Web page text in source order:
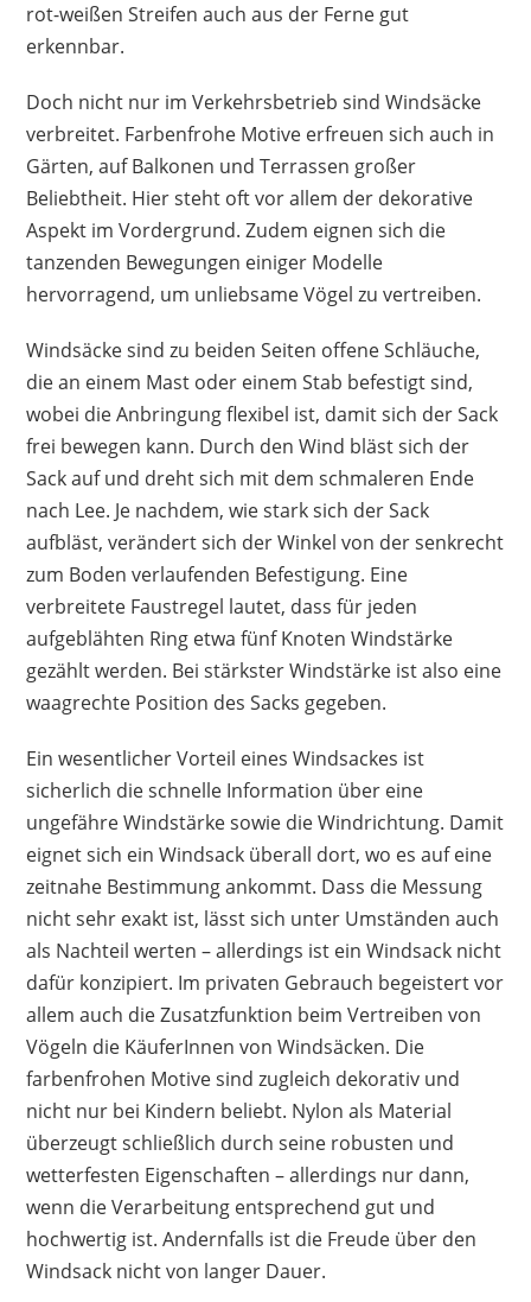
Preis-Leistungs-Verhältnis okay
einwandfreie Verarbeitung
Nachteile
eingeschränkte Funktionalität
nicht langlebig
rot-weißen Streifen auch aus der Ferne gut
erkennbar.
Doch nicht nur im Verkehrsbetrieb sind Windsäcke
verbreitet. Farbenfrohe Motive erfreuen sich auch in
Gärten, auf Balkonen und Terrassen großer
Beliebtheit. Hier steht oft vor allem der dekorative
Aspekt im Vordergrund. Zudem eignen sich die
tanzenden Bewegungen einiger Modelle
hervorragend, um unliebsame Vögel zu vertreiben.
Windsäcke sind zu beiden Seiten offene Schläuche,
die an einem Mast oder einem Stab befestigt sind,
wobei die Anbringung flexibel ist, damit sich der Sack
frei bewegen kann. Durch den Wind bläst sich der
Sack auf und dreht sich mit dem schmaleren Ende
nach Lee. Je nachdem, wie stark sich der Sack
aufbläst, verändert sich der Winkel von der senkrecht
zum Boden verlaufenden Befestigung. Eine
verbreitete Faustregel lautet, dass für jeden
aufgeblähten Ring etwa fünf Knoten Windstärke
gezählt werden. Bei stärkster Windstärke ist also eine
waagrechte Position des Sacks gegeben.
Ein wesentlicher Vorteil eines Windsackes ist
sicherlich die schnelle Information über eine
ungefähre Windstärke sowie die Windrichtung. Damit
eignet sich ein Windsack überall dort, wo es auf eine
zeitnahe Bestimmung ankommt. Dass die Messung
nicht sehr exakt ist, lässt sich unter Umständen auch
als Nachteil werten – allerdings ist ein Windsack nicht
dafür konzipiert. Im privaten Gebrauch begeistert vor
allem auch die Zusatzfunktion beim Vertreiben von
Vögeln die KäuferInnen von Windsäcken. Die
farbenfrohen Motive sind zugleich dekorativ und
nicht nur bei Kindern beliebt. Nylon als Material
überzeugt schließlich durch seine robusten und
wetterfesten Eigenschaften – allerdings nur dann,
wenn die Verarbeitung entsprechend gut und
hochwertig ist. Andernfalls ist die Freude über den
Windsack nicht von langer Dauer.